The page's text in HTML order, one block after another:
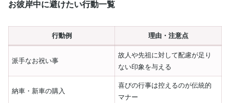
お彼岸中に避けたい行動一覧
行動例 理由・注意点
派手なお祝い事
故人や先祖に対して配慮が足り
ない印象を与える
納車・新車の購入
喜びの行事は控えるのが伝統的
マナー